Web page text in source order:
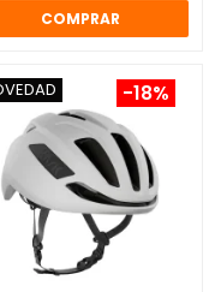
COMPRAR
-18%